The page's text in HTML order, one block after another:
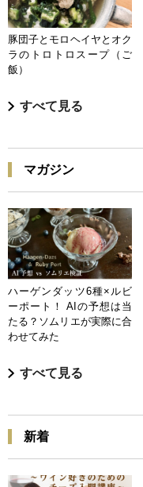
豚団子とモロヘイヤとオク
ラのトロトロスープ（ご
飯）
すべて見る
マガジン
ハーゲンダッツ6種×ルビ
ーポート！ AIの予想は当
たる？ソムリエが実際に合
わせてみた
すべて見る
新着